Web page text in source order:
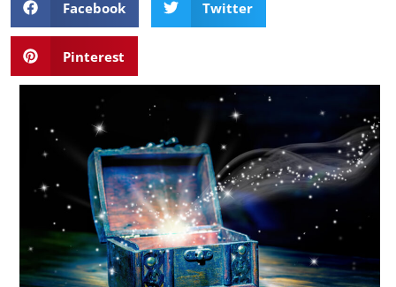
Facebook Twitter
Pinterest